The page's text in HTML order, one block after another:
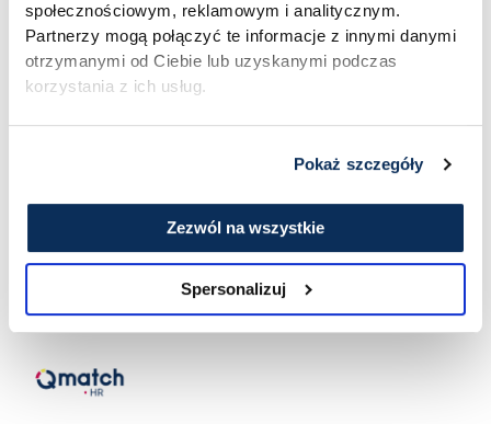
społecznościowym, reklamowym i analitycznym.
Partnerzy mogą połączyć te informacje z innymi danymi
otrzymanymi od Ciebie lub uzyskanymi podczas
korzystania z ich usług.
Pokaż szczegóły
Zezwól na wszystkie
Spersonalizuj
Read More »